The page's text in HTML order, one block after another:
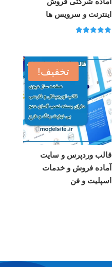
اینترنت و سرویس ها
تخفیف!
قالب وردپرس و سایت
آماده فروش و خدمات
اسپلیت و فن